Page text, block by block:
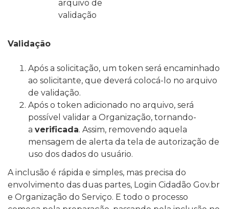
arquivo de
validação
Validação
Após a solicitação, um token será encaminhado
ao solicitante, que deverá colocá-lo no arquivo
de validação.
Após o token adicionado no arquivo, será
possível validar a Organização, tornando-
a verificada. Assim, removendo aquela
mensagem de alerta da tela de autorização de
uso dos dados do usuário.
A inclusão é rápida e simples, mas precisa do
envolvimento das duas partes, Login Cidadão Gov.br
e Organização do Serviço. E todo o processo